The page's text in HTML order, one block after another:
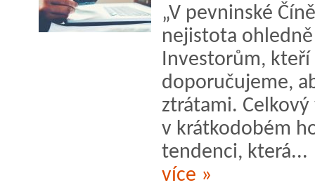
„V pevninské
nejistota
Investorům,
doporučujeme,
ztrátami.
v krátkodobém
tendenci, která...
více »